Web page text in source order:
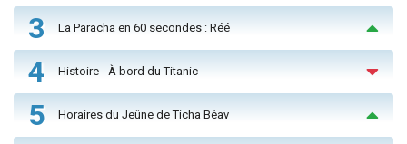
3 La Paracha en 60 secondes : Réé
4 Histoire - À bord du Titanic
5 Horaires du Jeûne de Ticha Béav